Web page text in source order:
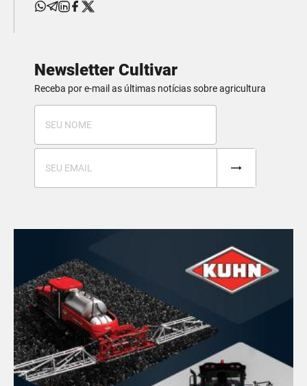
Newsletter Cultivar
Receba por e-mail as últimas notícias sobre agricultura